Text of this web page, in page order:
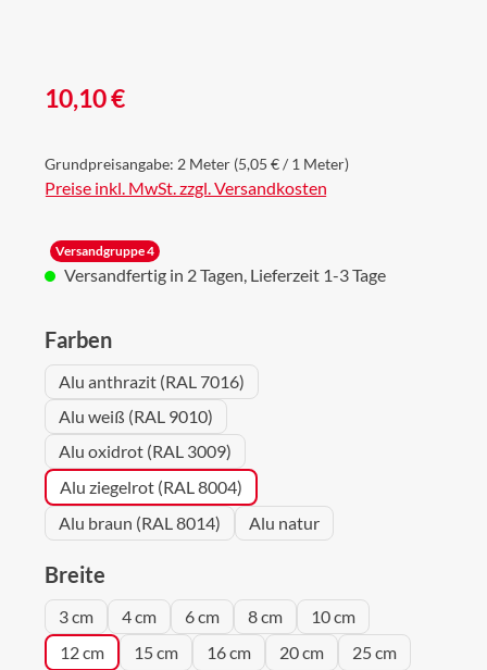
Regulärer Preis:
10,10 €
Grundpreisangabe: 2 Meter (5,05 € / 1 Meter)
Preise inkl. MwSt. zzgl. Versandkosten
Versandgruppe 4
Versandfertig in 2 Tagen, Lieferzeit 1-3 Tage
Farbenauswählen
Alu anthrazit (RAL 7016)
Alu weiß (RAL 9010)
Alu oxidrot (RAL 3009)
Alu ziegelrot (RAL 8004)
Alu braun (RAL 8014)
Alu natur
Breite
3 cm 4 cm 6 cm 8 cm
10 cm
12 cm
15 cm 16 cm 20 cm
25 cm